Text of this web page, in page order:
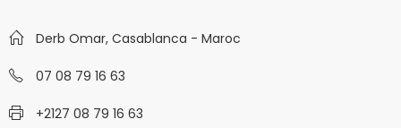
Derb Omar, Casablanca - Maroc
07 08 79 16 63
+2127 08 79 16 63